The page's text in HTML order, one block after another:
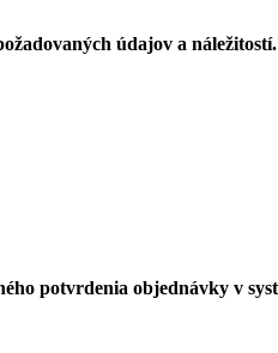
údajov a náležitostí.
potvrdenia objednávky v